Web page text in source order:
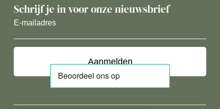
Schrijf je in voor onze nieuwsbrief
E-